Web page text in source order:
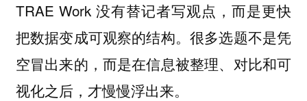
TRAE Work 没有替记者写观点，而是更快
把数据变成可观察的结构。很多选题不是凭
空冒出来的，而是在信息被整理、对比和可
视化之后，才慢慢浮出来。